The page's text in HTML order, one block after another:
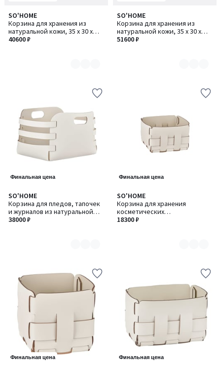
SO'HOME
Корзина для хранения из
натуральной кожи, 35 х 30 х
Н26 см
40600 ₽
Количество
цветов:
7
SO'HOME
Корзина для хранения из
натуральной кожи, 35 х 30 х
Н45 см
51600 ₽
Количество
цветов:
6
Финальная цена
SO'HOME
Корзина для пледов, тапочек
и журналов из натуральной
кожи, 27 x 36 x H25 см
38000 ₽
Количество
цветов:
8
Финальная цена
SO'HOME
Корзина для хранения
косметических
принадлежностей из
18300 ₽
Количество
цветов:
8
Финальная цена Финальная цена